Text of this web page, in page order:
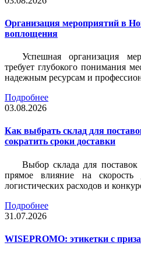
Организация мероприятий в
воплощения
Успешная организация
требует глубокого понимания
надежным ресурсам и
Подробнее
03.08.2026
Как выбрать склад для
сократить сроки доставки
Выбор склада для
прямое влияние на скорость
логистических расходов и
Подробнее
31.07.2026
WISEPROMO: этикетки с